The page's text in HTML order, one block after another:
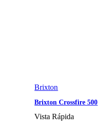
Brixton
Brixton Crossfire 500
Vista Rápida